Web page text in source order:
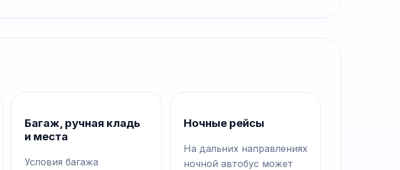
Багаж, ручная кладь
и места
Условия багажа
Ночные рейсы
На дальних направлениях
ночной автобус может